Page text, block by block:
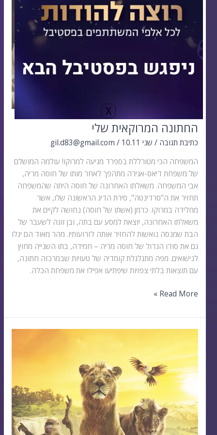
החתונה המרוקאית שלי
כתיבת תגובה / שני 10.11 /
gil.d83@gmail.com
המשפחה הכי מטורללת בספרד מגיעה למרוקו! עולמה המושלם
של משפחת דיאס-אגירה מתהפך לאחר מותו של חוסה מריה,
אבי המשפחה. משאלתו האחרונה של חוסה היתה שהמשפחה
תחזיר את ה"סרדינטה", סירת הדיג הראשונה שלו, אשר
מחלידה במרוקו. כרמן (אשתו של חוסה) נחושה לקיים את
משאלתו האחרונה, יוצאת למסע עם בתה, ובן זוגה לשעבר של
הבת שמנסה נואשות להחזיר אותה לזרועותיו. מהר מאוד הם יגלו
גם את סודו הגדול של חוסה מריה – חמידה, בתו השנייה מחוץ
לנישואים. מפה מתגלגלת קומדיה של טעויות שבמרכזה חתונה,
עם תוצאות בלתי צפויות שיפתיעו אפילו את משפחת הכלה.
Read More »
האריות
X